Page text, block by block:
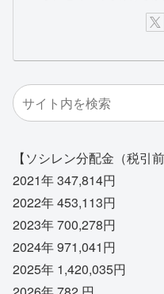
【ソシレン分配金（税引
2021年 347,814円
2022年 453,113円
2023年 700,278円
2024年 971,041円
2025年 1,420,035円